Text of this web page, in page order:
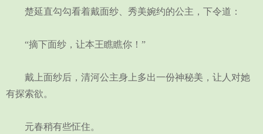
楚延直勾勾看着戴面纱、秀美婉约的公主，下令道：
“摘下面纱，让本王瞧瞧你！”
戴上面纱后，清河公主身上多出一份神秘美，让人对她
有探索欲。
元春稍有些怔住。